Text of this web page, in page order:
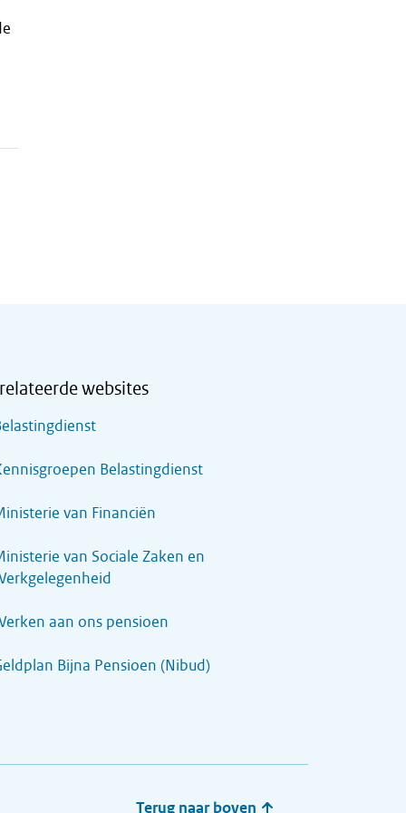
websites
Belastingdienst
van Financiën
van Sociale Zaken en
aan ons pensioen
Bijna Pensioen (Nibud)
Terug naar boven